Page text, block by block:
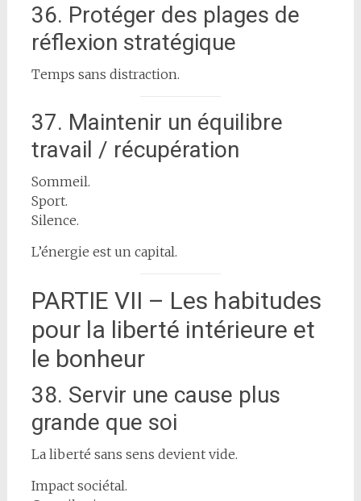
36. Protéger des plages de
réflexion stratégique
Temps sans distraction.
37. Maintenir un équilibre
travail / récupération
Sommeil.
Sport.
Silence.
L’énergie est un capital.
PARTIE VII – Les habitudes
pour la liberté intérieure et
le bonheur
38. Servir une cause plus
grande que soi
La liberté sans sens devient vide.
Impact sociétal.